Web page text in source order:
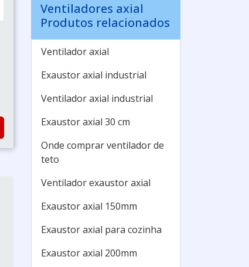
Ventiladores axial
Produtos relacionados
Ventilador axial
Exaustor axial industrial
Ventilador axial industrial
Exaustor axial 30 cm
Onde comprar ventilador de
teto
Ventilador exaustor axial
Exaustor axial 150mm
Exaustor axial para cozinha
Exaustor axial 200mm